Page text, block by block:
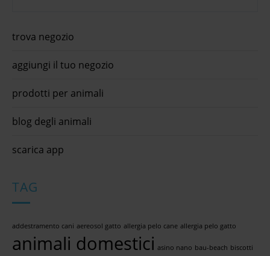
trova negozio
aggiungi il tuo negozio
prodotti per animali
blog degli animali
scarica app
TAG
addestramento cani aereosol gatto allergia pelo cane allergia pelo gatto
animali domestici asino nano bau-beach biscotti